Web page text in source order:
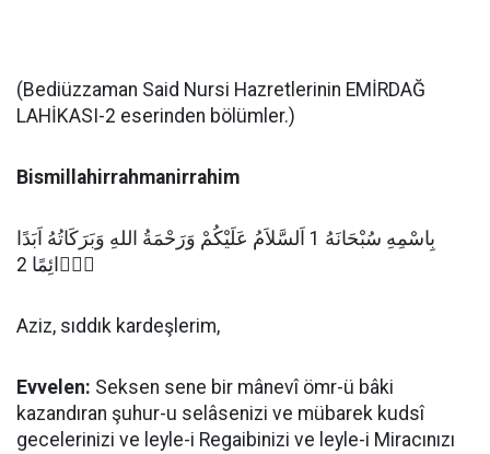
(Bediüzzaman Said Nursi Hazretlerinin EMİRDAĞ
LAHİKASI-2 eserinden bölümler.)
Bismillahirrahmanirrahim
بِاسْمِهِ سُبْحَانَهُ 1 اَلسَّلاَمُ عَلَيْكُمْ وَرَحْمَةُ اللهِ وَبَرَكَاتُهُ اَبَدًا
دَۤائِمًا 2
Aziz, sıddık kardeşlerim,
Evvelen: Seksen sene bir mânevî ömr-ü bâki
kazandıran şuhur-u selâsenizi ve mübarek kudsî
gecelerinizi ve leyle-i Regaibinizi ve leyle-i Miracınızı